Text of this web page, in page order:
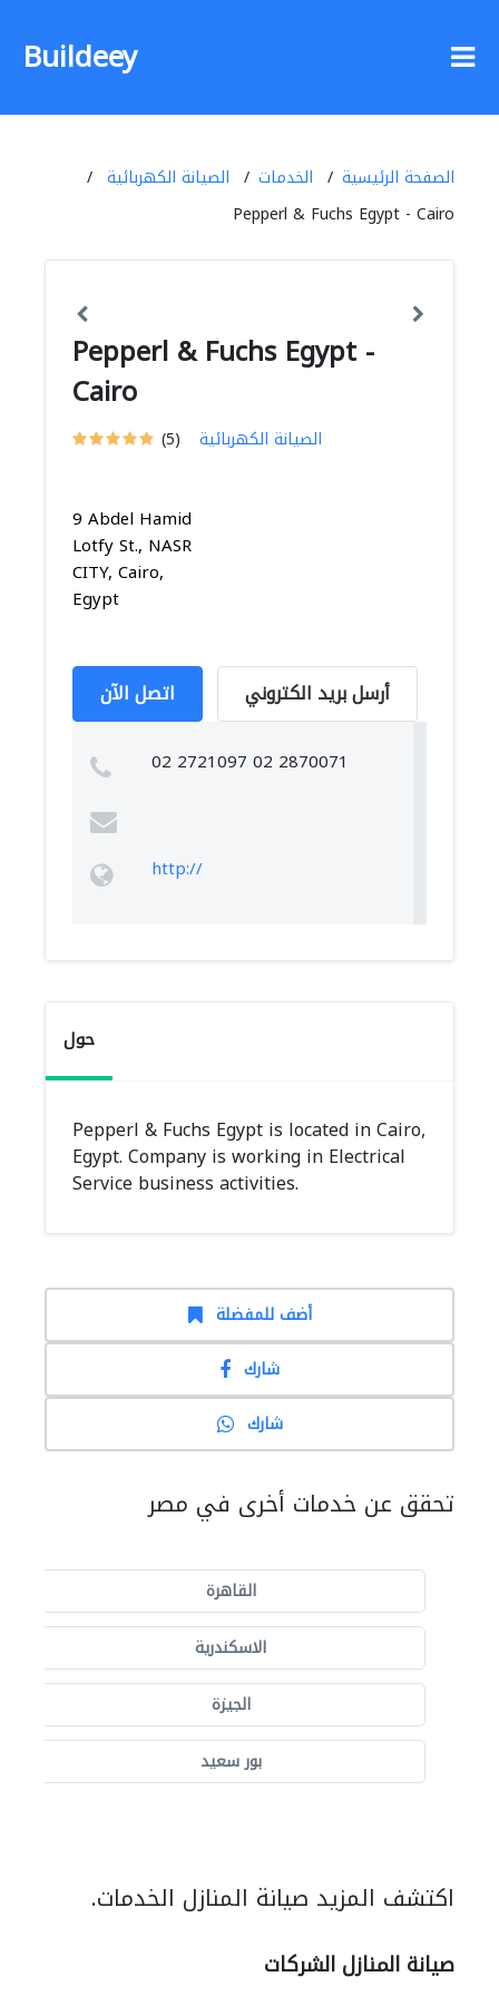
Buildeey
الصفحة الرئيسية الخدمات
الصيانة الكهربائية
Pepperl & Fuchs Egypt - Cairo
Pepperl & Fuchs Egypt -
Cairo
(5) الصيانة الكهربائية
9 Abdel Hamid
Lotfy St., NASR
CITY, Cairo,
Egypt
اتصل الآن أرسل بريد الكتروني
02 2721097 02 2870071
http://
حول
Pepperl & Fuchs Egypt is located in Cairo,
Egypt. Company is working in Electrical
Service business activities.
أضف للمفضلة
شارك
شارك
تحقق عن خدمات أخرى في مصر
القاهرة
الاسكندرية
الجيزة
بور سعيد
اكتشف المزيد صيانة المنازل الخدمات.
صيانة المنازل الشركات